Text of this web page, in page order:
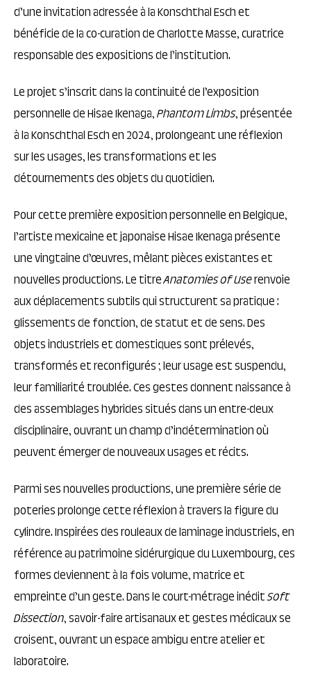
d’une invitation adressée à la Konschthal Esch et
bénéficie de la co-curation de Charlotte Masse, curatrice
responsable des expositions de l’institution.
Le projet s’inscrit dans la continuité de l’exposition
personnelle de Hisae Ikenaga,Phantom Limbs, présentée
à la Konschthal Esch en 2024, prolongeant une réflexion
sur les usages, les transformations et les
détournements des objets du quotidien.
Pour cette première exposition personnelle en Belgique,
l’artiste mexicaine et japonaise Hisae Ikenaga présente
une vingtaine d’œuvres, mêlant pièces existantes et
nouvelles productions. Le titreAnatomies of Userenvoie
aux déplacements subtils qui structurent sa pratique :
glissements de fonction, de statut et de sens. Des
objets industriels et domestiques sont prélevés,
transformés et reconfigurés ; leur usage est suspendu,
leur familiarité troublée. Ces gestes donnent naissance à
des assemblages hybrides situés dans un entre-deux
disciplinaire, ouvrant un champ d’indétermination où
peuvent émerger de nouveaux usages et récits.
Parmi ses nouvelles productions, une première série de
poteries prolonge cette réflexion à travers la figure du
cylindre. Inspirées des rouleaux de laminage industriels, en
référence au patrimoine sidérurgique du Luxembourg, ces
formes deviennent à la fois volume, matrice et
empreinte d’un geste. Dans le court-métrage inéditSoft
Dissection, savoir-faire artisanaux et gestes médicaux se
croisent, ouvrant un espace ambigu entre atelier et
laboratoire.